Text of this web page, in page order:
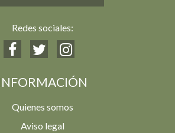
Redes sociales:
Quienes somos
Aviso legal